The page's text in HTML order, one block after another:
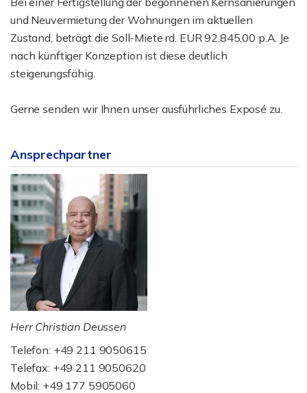
und Neuvermietung der Wohnungen im aktuellen
Zustand, beträgt die Soll-Miete rd. EUR 92.845,00 p.A. Je
nach künftiger Konzeption ist diese deutlich
steigerungsfähig.
Gerne senden wir Ihnen unser ausführliches Exposé zu.
Ansprechpartner
Herr Christian Deussen
Telefon: +49 211 9050615
Telefax: +49 211 9050620
Mobil: +49 177 5905060